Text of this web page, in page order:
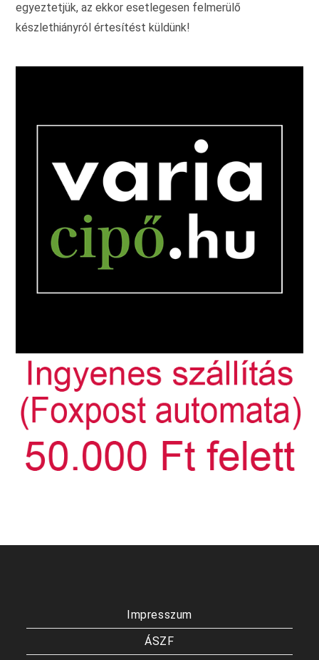
egyeztetjük, az ekkor esetlegesen felmerülő
készlethiányról értesítést küldünk!
Impresszum
ÁSZF